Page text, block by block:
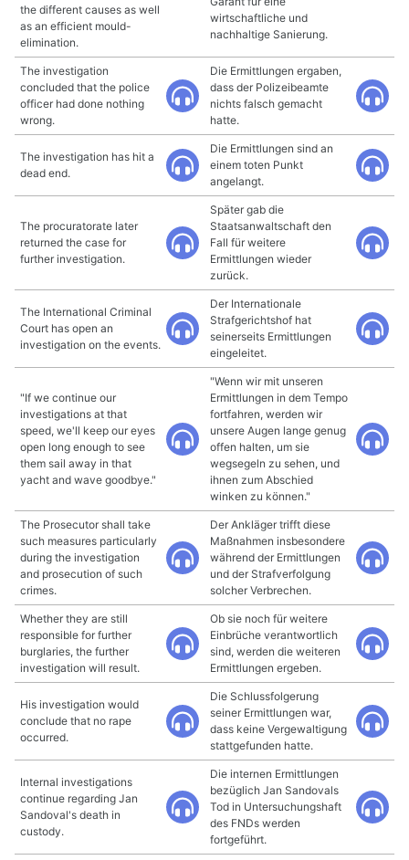
the different causes as well
as an efficient mould-
elimination.
wirtschaftliche und
nachhaltige Sanierung.
The investigation
concluded that the police
officer had done nothing
wrong.
Die Ermittlungen ergaben,
dass der Polizeibeamte
nichts falsch gemacht
hatte.
The investigation has hit a
dead end.
Die Ermittlungen sind an
einem toten Punkt
angelangt.
The procuratorate later
returned the case for
further investigation.
Später gab die
Staatsanwaltschaft den
Fall für weitere
Ermittlungen wieder
zurück.
The International Criminal
Court has open an
investigation on the events.
Der Internationale
Strafgerichtshof hat
seinerseits Ermittlungen
eingeleitet.
"If we continue our
investigations at that
speed, we'll keep our eyes
open long enough to see
them sail away in that
yacht and wave goodbye."
"Wenn wir mit unseren
Ermittlungen in dem Tempo
fortfahren, werden wir
unsere Augen lange genug
offen halten, um sie
wegsegeln zu sehen, und
ihnen zum Abschied
winken zu können."
The Prosecutor shall take
such measures particularly
during the investigation
and prosecution of such
crimes.
Der Ankläger trifft diese
Maßnahmen insbesondere
während der Ermittlungen
und der Strafverfolgung
solcher Verbrechen.
Whether they are still
responsible for further
burglaries, the further
investigation will result.
Ob sie noch für weitere
Einbrüche verantwortlich
sind, werden die weiteren
Ermittlungen ergeben.
His investigation would
conclude that no rape
occurred.
Die Schlussfolgerung
seiner Ermittlungen war,
dass keine Vergewaltigung
stattgefunden hatte.
Internal investigations
continue regarding Jan
Sandoval's death in
custody.
Die internen Ermittlungen
bezüglich Jan Sandovals
Tod in Untersuchungshaft
des FNDs werden
fortgeführt.